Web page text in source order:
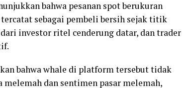
bahwa pesanan spot berukuran
tercatat sebagai pembeli bersih sejak titik
investor ritel cenderung datar, dan trader
bahwa whale di platform tersebut tidak
dan sentimen pasar melemah,